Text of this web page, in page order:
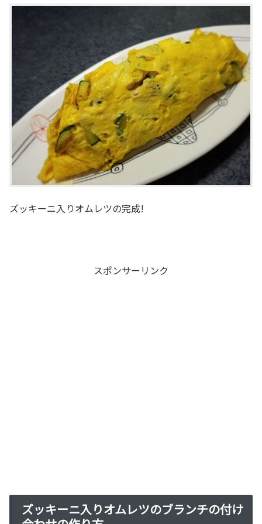
ズッキーニ入りオムレツの完成!
スポンサーリンク
ズッキーニ入りオムレツのブランチの付け